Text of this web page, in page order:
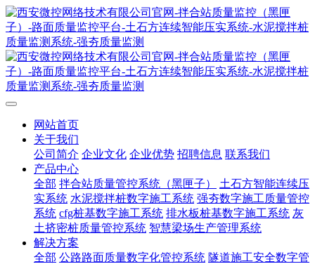
网站首页
关于我们
公司简介 企业文化 企业优势 招聘信息 联系我们
产品中心
全部 拌合站质量管控系统（黑匣子）
土石方智能连续压
实系统 水泥搅拌桩数字施工系统 强夯数字施工质量管控
系统 cfg桩基数字施工系统 排水板桩基数字施工系统 灰
土挤密桩质量管控系统 智慧梁场生产管理系统
解决方案
全部 公路路面质量数字化管控系统 隧道施工安全数字管